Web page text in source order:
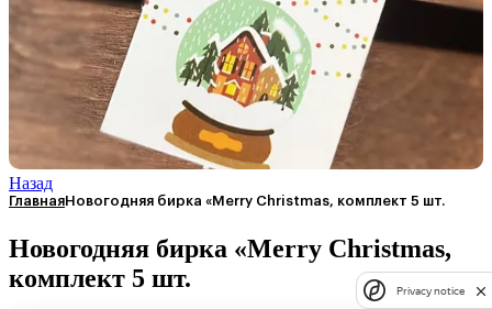
Назад
ГлавнаяНовогодняя бирка «Merry Christmas, комплект 5 шт.
Новогодняя бирка «Merry Christmas,
комплект 5 шт.
Privacy notice